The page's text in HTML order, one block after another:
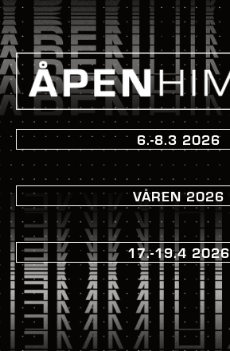
6.-8.3 2026
VÅREN 2026
17.-19.4 2026